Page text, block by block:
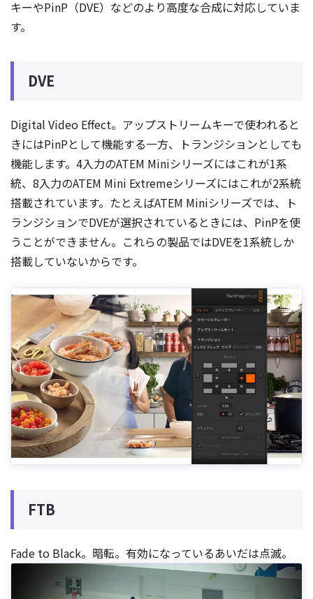
キーやPinP（DVE）などのより高度な合成に対応していま
す。
DVE
Digital Video Effect。アップストリームキーで使われると
きにはPinPとして機能する一方、トランジションとしても
機能します。4入力のATEM Miniシリーズにはこれが1系
統、8入力のATEM Mini Extremeシリーズにはこれが2系統
搭載されています。たとえばATEM Miniシリーズでは、ト
ランジションでDVEが選択されているときには、PinPを使
うことができません。これらの製品ではDVEを1系統しか
搭載していないからです。
FTB
Fade to Black。暗転。有効になっているあいだは点滅。